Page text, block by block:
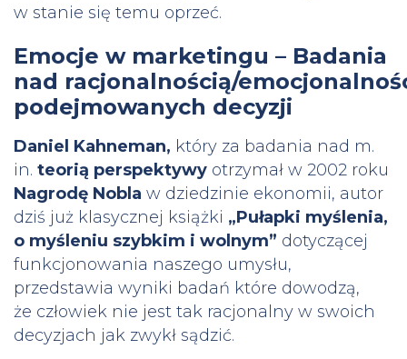
w stanie się temu oprzeć.
Emocje w marketingu – Badania
nad racjonalnością/
podejmowanych decyzji
Daniel Kahneman, który za badania nad m.
in. teorią perspektywy otrzymał w 2002 roku
Nagrodę Nobla w dziedzinie ekonomii, autor
dziś już klasycznej książki „Pułapki myślenia,
o myśleniu szybkim i wolnym” dotyczącej
funkcjonowania naszego umysłu,
przedstawia wyniki badań które dowodzą,
że człowiek nie jest tak racjonalny w swoich
decyzjach jak zwykł sądzić.